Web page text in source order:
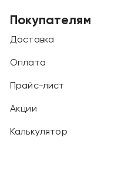
Покупателям
Доставка
Оплата
Прайс-лист
Акции
Калькулятор